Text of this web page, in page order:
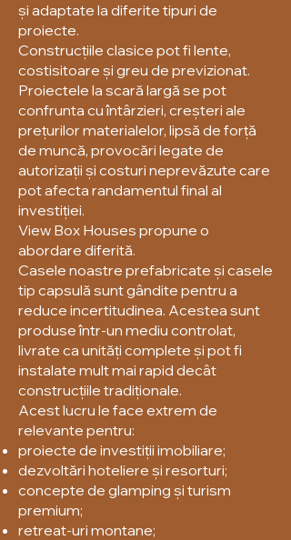
și adaptate la diferite tipuri de
proiecte.
Construcțiile clasice pot fi lente,
costisitoare și greu de previzionat.
Proiectele la scară largă se pot
confrunta cu întârzieri, creșteri ale
prețurilor materialelor, lipsă de forță
de muncă, provocări legate de
autorizații și costuri neprevăzute care
pot afecta randamentul final al
investiției.
View Box Houses propune o
abordare diferită.
Casele noastre prefabricate și casele
tip capsulă sunt gândite pentru a
reduce incertitudinea. Acestea sunt
produse într-un mediu controlat,
livrate ca unități complete și pot fi
instalate mult mai rapid decât
construcțiile tradiționale.
Acest lucru le face extrem de
relevante pentru:
proiecte de investiții imobiliare;
dezvoltări hoteliere și resorturi;
concepte de glamping și turism
premium;
retreat-uri montane;